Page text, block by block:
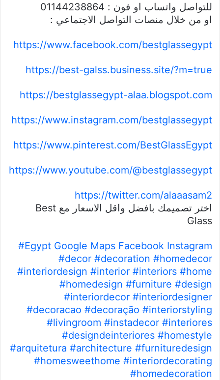
للتواصل واتساب او فون : 01144238864
او من خلال منصات التواصل الاجتماعي :
https://www.facebook.com/bestglassegypt
https://best-galss.business.site/?m=true
https://bestglassegypt-alaa.blogspot.com
https://www.instagram.com/bestglassegypt
https://www.pinterest.com/BestGlassEgypt
https://www.youtube.com/@bestglassegypt
https://twitter.com/alaaasam2
اختر تصميمك بافضل واقل الاسعار مع Best
Glass
#Egypt Google Maps Facebook Instagram
#decor #decoration #homedecor
#interiordesign #interior #interiors #home
#homedesign #furniture #design
#interiordecor #interiordesigner
#decoracao #decoração #interiorstyling
#livingroom #instadecor #interiores
#designdeinteriores #homestyle
#arquitetura #architecture #furnituredesign
#homesweethome #interiordecorating
#homedecoration